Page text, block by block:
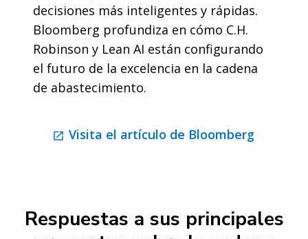
decisiones más inteligentes y rápidas.
Bloomberg profundiza en cómo C.H.
Robinson y Lean AI están configurando
el futuro de la excelencia en la cadena
de abastecimiento.
Visita el artículo de Bloomberg
Respuestas a sus principales